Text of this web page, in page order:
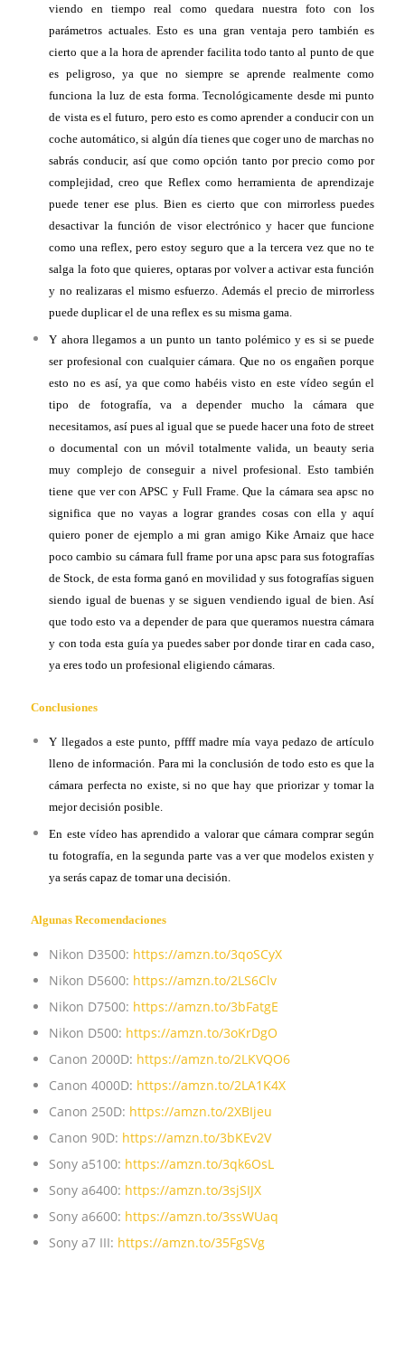
viendo en tiempo real como quedara nuestra foto con los
parámetros actuales. Esto es una gran ventaja pero también es
cierto que a la hora de aprender facilita todo tanto al punto de que
es peligroso, ya que no siempre se aprende realmente como
funciona la luz de esta forma. Tecnológicamente desde mi punto
de vista es el futuro, pero esto es como aprender a conducir con un
coche automático, si algún día tienes que coger uno de marchas no
sabrás conducir, así que como opción tanto por precio como por
complejidad, creo que Reflex como herramienta de aprendizaje
puede tener ese plus. Bien es cierto que con mirrorless puedes
desactivar la función de visor electrónico y hacer que funcione
como una reflex, pero estoy seguro que a la tercera vez que no te
salga la foto que quieres, optaras por volver a activar esta función
y no realizaras el mismo esfuerzo. Además el precio de mirrorless
puede duplicar el de una reflex es su misma gama.
Y ahora llegamos a un punto un tanto polémico y es si se puede
ser profesional con cualquier cámara. Que no os engañen porque
esto no es así, ya que como habéis visto en este vídeo según el
tipo de fotografía, va a depender mucho la cámara que
necesitamos, así pues al igual que se puede hacer una foto de street
o documental con un móvil totalmente valida, un beauty seria
muy complejo de conseguir a nivel profesional. Esto también
tiene que ver con APSC y Full Frame. Que la cámara sea apsc no
significa que no vayas a lograr grandes cosas con ella y aquí
quiero poner de ejemplo a mi gran amigo Kike Arnaiz que hace
poco cambio su cámara full frame por una apsc para sus fotografías
de Stock, de esta forma ganó en movilidad y sus fotografías siguen
siendo igual de buenas y se siguen vendiendo igual de bien. Así
que todo esto va a depender de para que queramos nuestra cámara
y con toda esta guía ya puedes saber por donde tirar en cada caso,
ya eres todo un profesional eligiendo cámaras.
Conclusiones
Y llegados a este punto, pffff madre mía vaya pedazo de artículo
lleno de información. Para mi la conclusión de todo esto es que la
cámara perfecta no existe, si no que hay que priorizar y tomar la
mejor decisión posible.
En este vídeo has aprendido a valorar que cámara comprar según
tu fotografía, en la segunda parte vas a ver que modelos existen y
ya serás capaz de tomar una decisión.
Algunas Recomendaciones
Nikon D3500: https://amzn.to/3qoSCyX
Nikon D5600: https://amzn.to/2LS6Clv
Nikon D7500: https://amzn.to/3bFatgE
Nikon D500: https://amzn.to/3oKrDgO
Canon 2000D: https://amzn.to/2LKVQO6
Canon 4000D: https://amzn.to/2LA1K4X
Canon 250D: https://amzn.to/2XBIjeu
Canon 90D: https://amzn.to/3bKEv2V
Sony a5100: https://amzn.to/3qk6OsL
Sony a6400: https://amzn.to/3sjSIJX
Sony a6600: https://amzn.to/3ssWUaq
Sony a7 III: https://amzn.to/35FgSVg